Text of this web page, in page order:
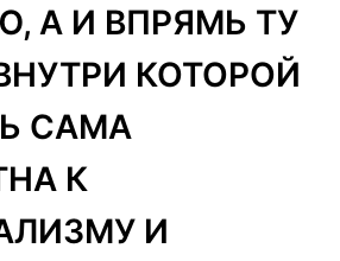
А И ВПРЯМЬ ТУ
КОТОРОЙ
САМА
К
И